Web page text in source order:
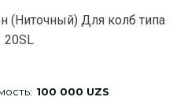
(Ниточный) Для колб типа
20SL
100 000 UZS